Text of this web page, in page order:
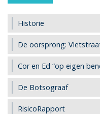
Historie
De oorsprong:
Cor en Ed “op eigen
De Botsograaf
RisicoRapport